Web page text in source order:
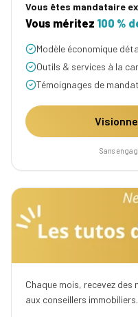
Vous êtes mandataire
Vous méritez 100 %
Modèle économique
Outils & services à la
Témoignages de
Sans
Chaque mois, recevez
aux conseillers immobiliers.